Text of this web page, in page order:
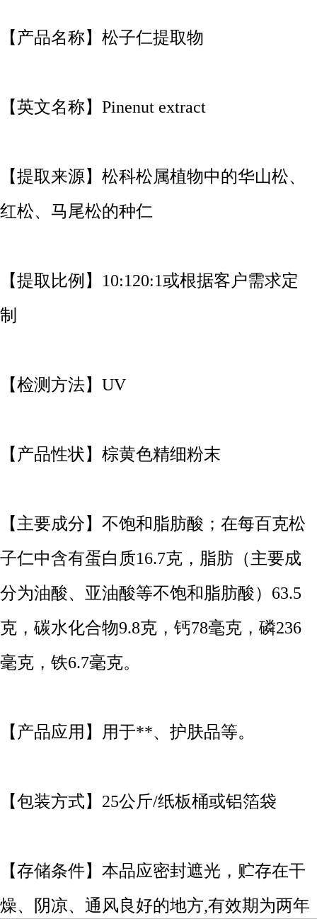
【产品名称】松子仁提取物
【英文名称】Pinenut extract
【提取来源】松科松属植物中的华山松、
红松、马尾松的种仁
【提取比例】10:120:1或根据客户需求定
制
【检测方法】UV
【产品性状】棕黄色精细粉末
【主要成分】不饱和脂肪酸；在每百克松
子仁中含有蛋白质16.7克，脂肪（主要成
分为油酸、亚油酸等不饱和脂肪酸）63.5
克，碳水化合物9.8克，钙78毫克，磷236
毫克，铁6.7毫克。
【产品应用】用于**、护肤品等。
【包装方式】25公斤/纸板桶或铝箔袋
【存储条件】本品应密封遮光，贮存在干
燥、阴凉、通风良好的地方,有效期为两年